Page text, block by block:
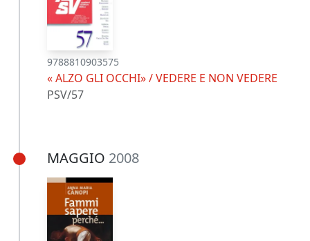
9788810903575
« ALZO GLI OCCHI» / VEDERE E NON VEDERE
PSV/57
MAGGIO 2008